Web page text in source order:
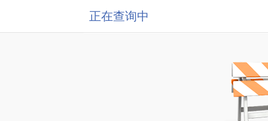
正在查询中